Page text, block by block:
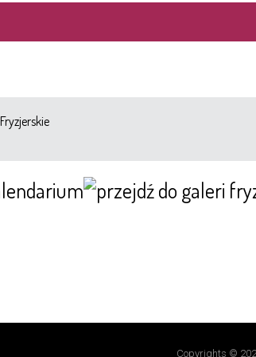
Copyrights ©